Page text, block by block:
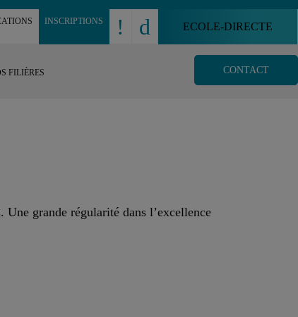
! d ECOLE-DIRECTE
INSCRIPTIONS
CONTACT
FILIÈRES
Une grande régularité dans l’excellence